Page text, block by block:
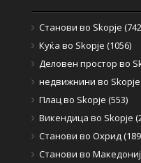
Станови во Skopje
Куќа во Skopje (1056)
Деловен простор во
недвижнини во Skopje
Плац во Skopje (553)
Викендица во Skopje
Станови во Охрид
Станови во